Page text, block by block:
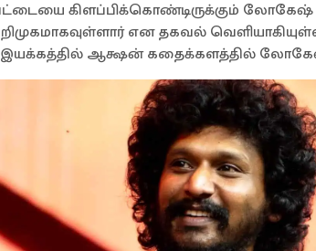
கிளப்பிக்கொண்டிருக்கும் லோகேஷ்
என தகவல்
ஆக்ஷன் கதைக்களத்தில் லோகேஷ்